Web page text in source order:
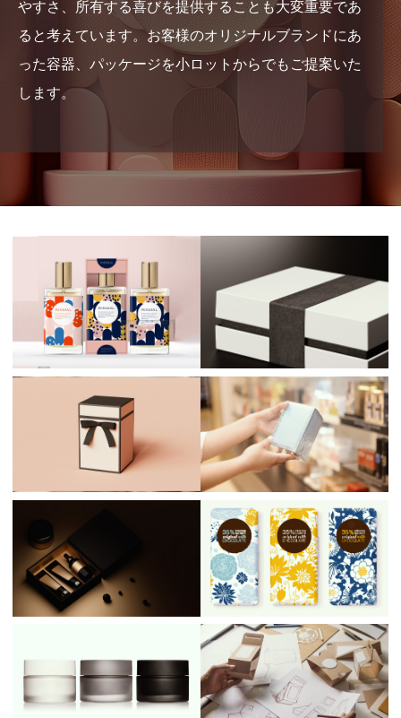
やすさ、所有する喜びを提供することも大変重要であ
ると考えています。お客様のオリジナルブランドにあ
った容器、パッケージを小ロットからでもご提案いた
します。